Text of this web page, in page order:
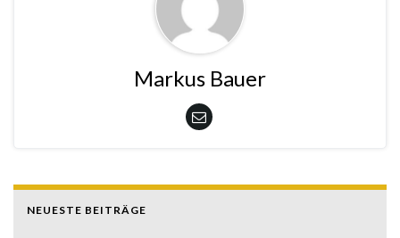
Markus Bauer
NEUESTE BEITRÄGE